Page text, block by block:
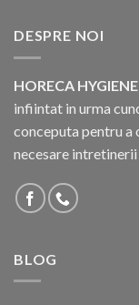
DESPRE NOI
HORECA HYGIENE
infiintat in urma
conceputa pentru a
necesare intretinerii
BLOG